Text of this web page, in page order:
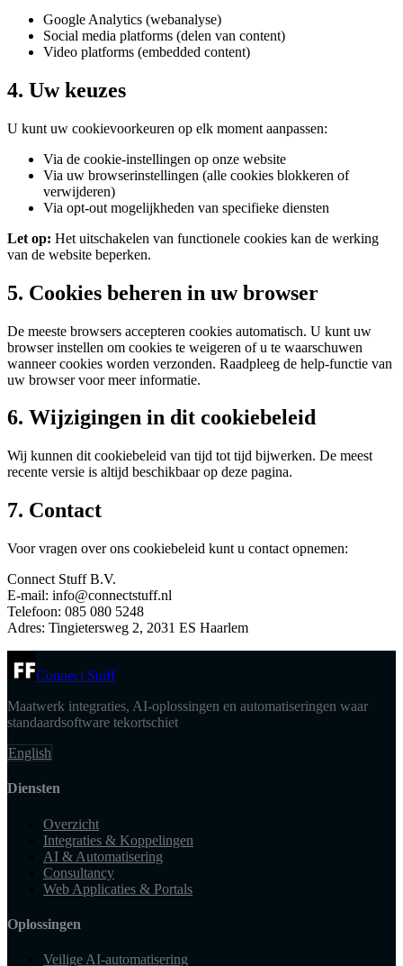
Google Analytics (webanalyse)
Social media platforms (delen van content)
Video platforms (embedded content)
4. Uw keuzes
U kunt uw cookievoorkeuren op elk moment aanpassen:
Via de cookie-instellingen op onze website
Via uw browserinstellingen (alle cookies blokkeren of
verwijderen)
Via opt-out mogelijkheden van specifieke diensten
Let op: Het uitschakelen van functionele cookies kan de werking
van de website beperken.
5. Cookies beheren in uw browser
De meeste browsers accepteren cookies automatisch. U kunt uw
browser instellen om cookies te weigeren of u te waarschuwen
wanneer cookies worden verzonden. Raadpleeg de help-functie van
uw browser voor meer informatie.
6. Wijzigingen in dit cookiebeleid
Wij kunnen dit cookiebeleid van tijd tot tijd bijwerken. De meest
recente versie is altijd beschikbaar op deze pagina.
7. Contact
Voor vragen over ons cookiebeleid kunt u contact opnemen:
Connect Stuff B.V.
E-mail: info@connectstuff.nl
Telefoon: 085 080 5248
Adres: Tingietersweg 2, 2031 ES Haarlem
Connect Stuff
Maatwerk integraties, AI-oplossingen en automatiseringen waar
standaardsoftware tekortschiet
English
Diensten
Overzicht
Integraties & Koppelingen
AI & Automatisering
Consultancy
Web Applicaties & Portals
Oplossingen
Veilige AI-automatisering